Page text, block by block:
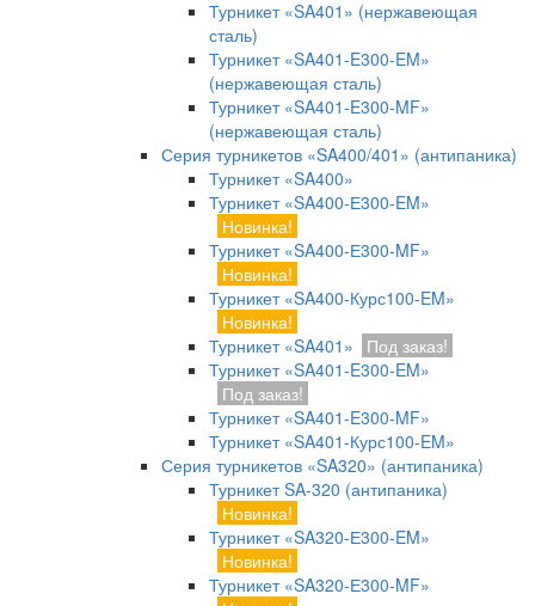
Турникет «SA401» (нержавеющая
сталь)
Турникет «SA401-E300-EM»
(нержавеющая сталь)
Турникет «SA401-E300-MF»
(нержавеющая сталь)
Серия турникетов «SA400/401» (антипаника)
Турникет «SA400»
Турникет «SA400-Е300-EM»
Новинка!
Турникет «SA400-Е300-MF»
Новинка!
Турникет «SA400-Курс100-EM»
Новинка!
Турникет «SA401»
Под заказ!
Турникет «SA401-E300-EM»
Под заказ!
Турникет «SA401-E300-MF»
Турникет «SA401-Курс100-EM»
Серия турникетов «SA320» (антипаника)
Турникет SA-320 (антипаника)
Новинка!
Турникет «SA320-Е300-EM»
Новинка!
Турникет «SA320-Е300-MF»